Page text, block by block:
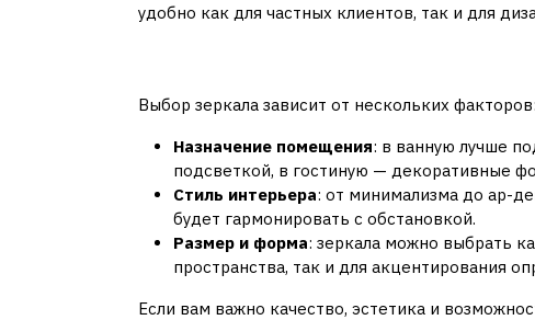
удобно как для частных клиентов, так и для
Выбор зеркала зависит от нескольких факторов:
Назначение помещения: в ванную лучше
подсветкой, в гостиную — декоративные
Стиль интерьера: от минимализма до ар-
будет гармонировать с обстановкой.
Размер и форма: зеркала можно выбрать
пространства, так и для акцентирования
Если вам важно качество, эстетика и